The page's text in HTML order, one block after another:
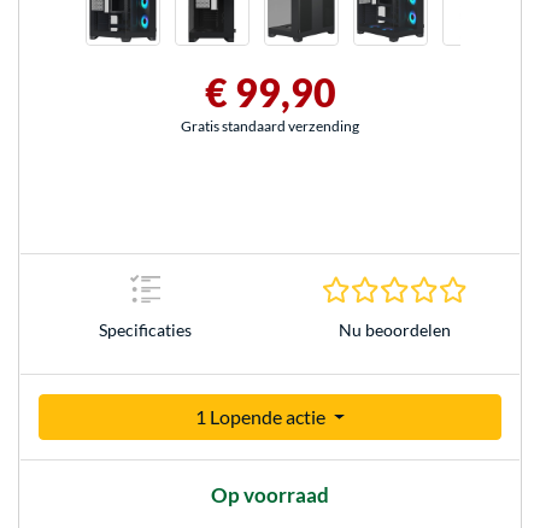
€ 99,90
Gratis standaard verzending
Specificaties Nu beoordelen
1 Lopende actie
Op voorraad